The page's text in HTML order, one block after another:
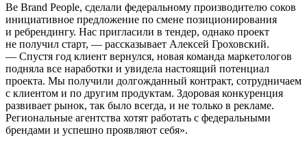
Be Brand People, сделали федеральному производителю соков
инициативное предложение по смене позиционирования
и ребрендингу. Нас пригласили в тендер, однако проект
не получил старт, — рассказывает Алексей Гроховский.
— Спустя год клиент вернулся, новая команда маркетологов
подняла все наработки и увидела настоящий потенциал
проекта. Мы получили долгожданный контракт, сотрудничаем
с клиентом и по другим продуктам. Здоровая конкуренция
развивает рынок, так было всегда, и не только в рекламе.
Региональные агентства хотят работать с федеральными
брендами и успешно проявляют себя».